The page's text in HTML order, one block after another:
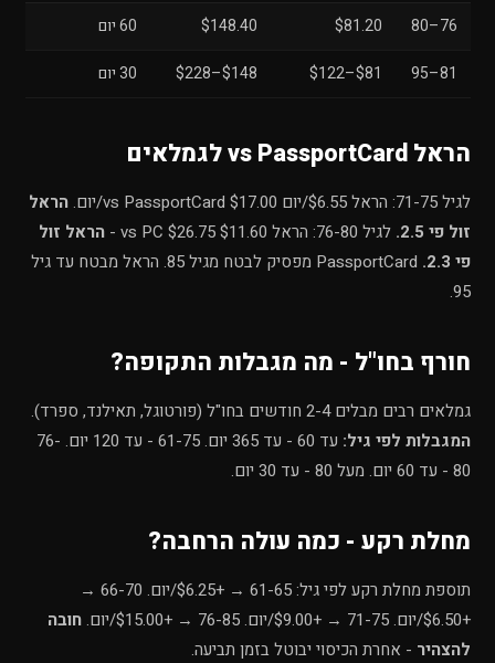
76–80
$81.20
$148.40 60 יום
81–95
$81–$122
$148–$228 30 יום
הראל vs PassportCard לגמלאים
לגיל 71-75: הראל $6.55/יום vs PassportCard $17.00/יום.
הראל
זול פי 2.5.
לגיל 76-80: הראל $11.60 vs PC $26.75 -
הראל זול
פי 2.3.
PassportCard מפסיק לבטח מגיל 85. הראל מבטח עד גיל
95.
חורף בחו"ל - מה מגבלות התקופה?
גמלאים רבים מבלים 2-4 חודשים בחו"ל (פורטוגל, תאילנד, ספרד).
המגבלות לפי גיל:
עד 60 - עד 365 יום. 61-75 - עד 120 יום. 76-
80 - עד 60 יום. מעל 80 - עד 30 יום.
מחלת רקע - כמה עולה הרחבה?
תוספת מחלת רקע לפי גיל: 61-65 → +$6.25/יום. 66-70 →
+$6.50/יום. 71-75 → +$9.00/יום. 76-85 → +$15.00/יום.
חובה
להצהיר - אחרת הכיסוי יבוטל בזמן תביעה.